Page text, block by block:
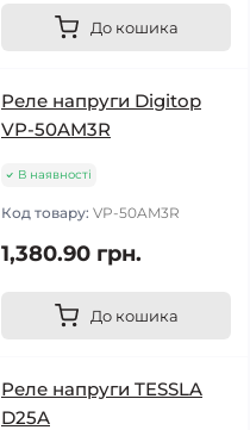
До кошика
Реле напруги Digitop
VP-50AM3R
В наявності
Код товару: VP-50AM3R
1,380.90 грн.
До кошика
Реле напруги TESSLA
D25A